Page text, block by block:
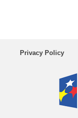
Privacy Policy